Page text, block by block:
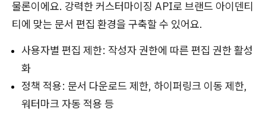
물론이에요. 강력한 커스터마이징 API로 브랜드 아이덴티
티에 맞는 문서 편집 환경을 구축할 수 있어요.
사용자별 편집 제한: 작성자 권한에 따른 편집 권한 활성
화
정책 적용: 문서 다운로드 제한, 하이퍼링크 이동 제한,
워터마크 자동 적용 등